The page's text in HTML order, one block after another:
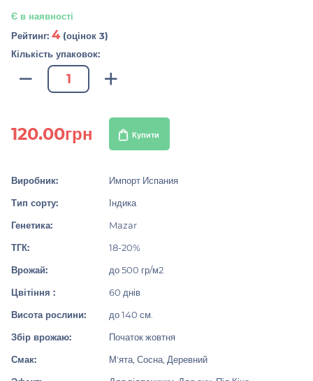
Є в наявності
Рейтинг: 4(оцінок 3)
Кількість упаковок:
120.00грн Купити
Виробник:
Импорт Испания
Тип сорту:
Індика
Генетика:
Mazar
ТГК:
18-20%
Врожай:
до 500 гр/м2
Цвітіння :
60 днів
Висота рослини:
до 140 см.
Збір врожаю:
Початок жовтня
Смак:
М'ята, Сосна, Деревний